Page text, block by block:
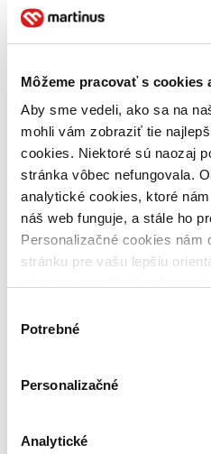
Môžeme pracovať s cookies
Aby sme vedeli, ako sa na
mohli vám zobraziť tie
cookies. Niektoré sú naozaj
stránka vôbec nefungovala.
analytické cookies, ktoré
náš web funguje, a stále ho
Personalizačné cookies nám
stránku pre vašu lepšiu
nám pomohlo, keby sme
súhlasu
Potrebné
Personalizačné
Analytické
turečtina (1 titul)
Teach Yourself (1 titul)
Audiokniha: CD (1 titul)
Zúžiť výber
Zoradiť
Novinky
Najvyššia zľava
Zrušiť filtre